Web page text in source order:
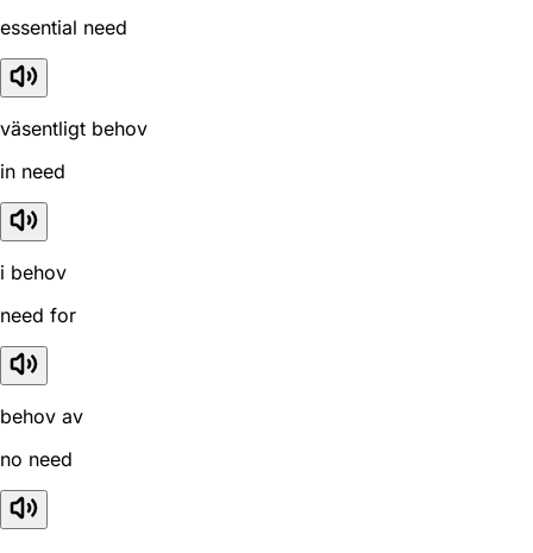
essential need
väsentligt behov
in need
i behov
need for
behov av
no need